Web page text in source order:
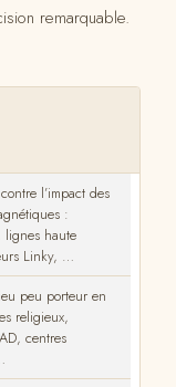
remarquable.
l’impact des
:
lignes haute
Linky, …
peu porteur en
religieux,
centres